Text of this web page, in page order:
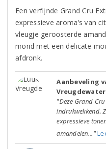
Een verfijnde Grand Cru
expressieve aroma’s van
vleugje geroosterde
mond met een delicate
afdronk.
Aanbeveling
Vreugdewater
"Deze Grand
indrukwekkend.
expressieve
amandelen..."